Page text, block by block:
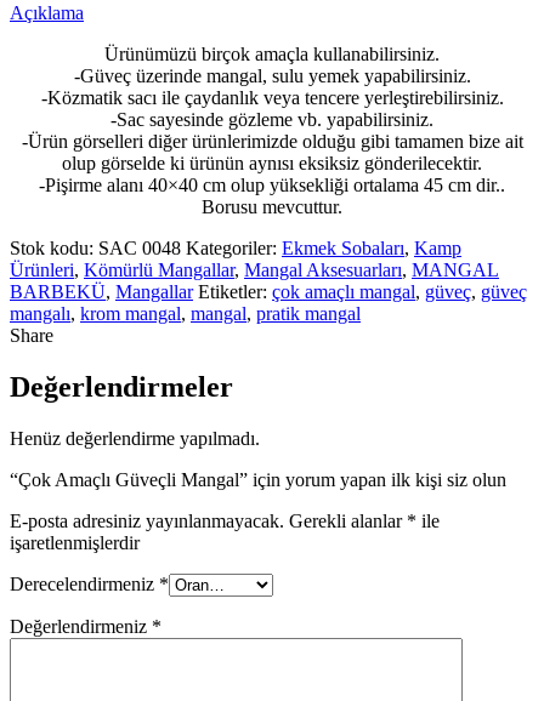
Açıklama
Ürünümüzü birçok amaçla kullanabilirsiniz.
-Güveç üzerinde mangal, sulu yemek yapabilirsiniz.
-Közmatik sacı ile çaydanlık veya tencere yerleştirebilirsiniz.
-Sac sayesinde gözleme vb. yapabilirsiniz.
-Ürün görselleri diğer ürünlerimizde olduğu gibi tamamen bize ait
olup görselde ki ürünün aynısı eksiksiz gönderilecektir.
-Pişirme alanı 40×40 cm olup yüksekliği ortalama 45 cm dir..
Borusu mevcuttur.
Stok kodu: SAC 0048 Kategoriler: Ekmek Sobaları, Kamp
Ürünleri, Kömürlü Mangallar, Mangal Aksesuarları, MANGAL
BARBEKÜ, Mangallar Etiketler: çok amaçlı mangal, güveç, güveç
mangalı, krom mangal, mangal, pratik mangal
Share
Değerlendirmeler
Henüz değerlendirme yapılmadı.
“Çok Amaçlı Güveçli Mangal” için yorum yapan ilk kişi siz olun
E-posta adresiniz yayınlanmayacak. Gerekli alanlar * ile
işaretlenmişlerdir
Derecelendirmeniz *
Değerlendirmeniz *